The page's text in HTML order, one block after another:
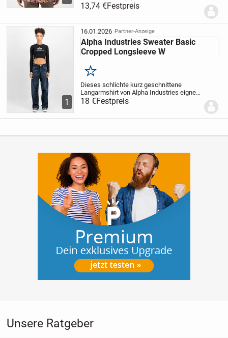
NEU Flower Power Blüten Longsleeve T-Shirt Lady M Gr.S-M
bedruckt - jedes Teil ein Unikat.
Gesmokter Stehkragen mit kleinen
langen Ärmeln. Figurumspi...
13,74 €Festpreis
1
16.01.2026 Partner-Anzeige
Alpha Industries Sweater Basic
Cropped Longsleeve W
Merken
Dieses schlichte kurz geschnittene
Langarmshirt von Alpha Industries eignet
sich perfekt zum Schichten oder allein
tragen. Es ist aus einem weichen Single-
18 €Festpreis
Unsere Ratgeber